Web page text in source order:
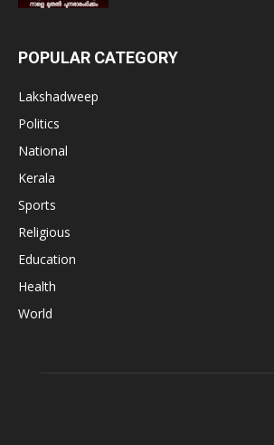
POPULAR CATEGORY
Lakshadweep
Politics
National
Kerala
Sports
Religious
Education
Health
World